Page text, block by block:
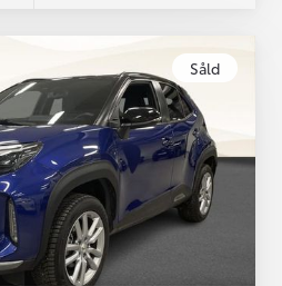
Såld